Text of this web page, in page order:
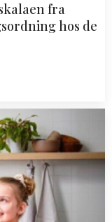
fra
hos de